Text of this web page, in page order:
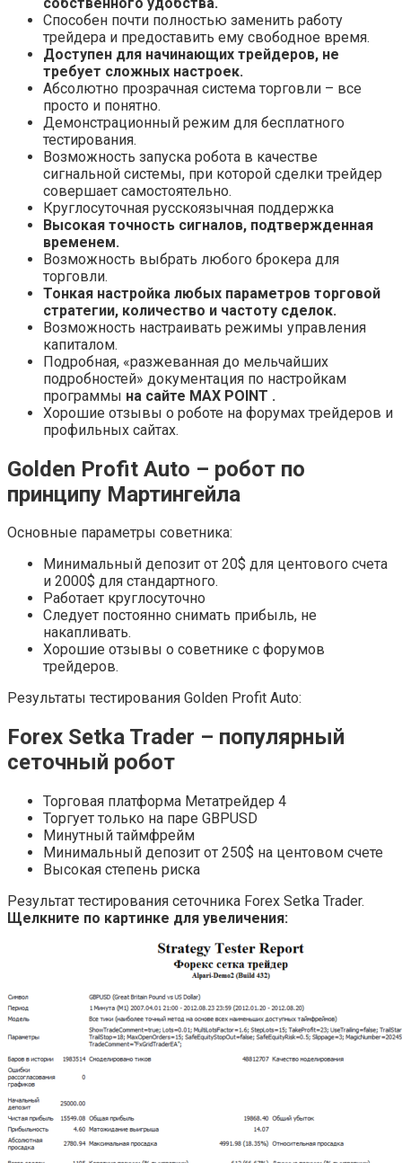
Способен почти полностью заменить работу
трейдера и предоставить ему свободное время.
Доступен для начинающих трейдеров, не
требует сложных настроек.
Абсолютно прозрачная система торговли – все
просто и понятно.
Демонстрационный режим для бесплатного
тестирования.
Возможность запуска робота в качестве
сигнальной системы, при которой сделки трейдер
совершает самостоятельно.
Круглосуточная русскоязычная поддержка
Высокая точность сигналов, подтвержденная
временем.
Возможность выбрать любого брокера для
торговли.
Тонкая настройка любых параметров торговой
стратегии, количество и частоту сделок.
Возможность настраивать режимы управления
капиталом.
Подробная, «разжеванная до мельчайших
подробностей» документация по настройкам
программы на сайте MAX POINT .
Хорошие отзывы о роботе на форумах трейдеров и
профильных сайтах.
Golden Profit Auto – робот по
принципу Мартингейла
Основные параметры советника:
Минимальный депозит от 20$ для центового счета
и 2000$ для стандартного.
Работает круглосуточно
Следует постоянно снимать прибыль, не
накапливать.
Хорошие отзывы о советнике с форумов
трейдеров.
Результаты тестирования Golden Profit Auto:
Forex Setka Trader – популярный
сеточный робот
Торговая платформа Метатрейдер 4
Торгует только на паре GBPUSD
Минутный таймфрейм
Минимальный депозит от 250$ на центовом счете
Высокая степень риска
Результат тестирования сеточника Forex Setka Trader.
Щелкните по картинке для увеличения: